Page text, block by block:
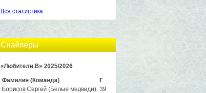
Вся статистика
Снайперы
«Любители B» 2025/2026
Фамилия (Команда)
Г
Борисов Сергей (Белые медведи) 39